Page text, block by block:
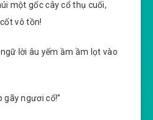
một gốc cây cổ thụ cuối,
vô tồn!
lời âu yếm ầm ầm lọt vào
gãy ngươi cổ!”